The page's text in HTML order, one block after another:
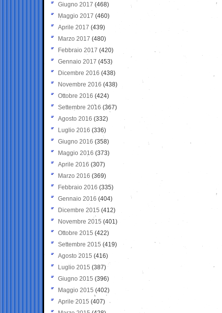
Giugno 2017 (468)
Maggio 2017 (460)
Aprile 2017 (439)
Marzo 2017 (480)
Febbraio 2017 (420)
Gennaio 2017 (453)
Dicembre 2016 (438)
Novembre 2016 (438)
Ottobre 2016 (424)
Settembre 2016 (367)
Agosto 2016 (332)
Luglio 2016 (336)
Giugno 2016 (358)
Maggio 2016 (373)
Aprile 2016 (307)
Marzo 2016 (369)
Febbraio 2016 (335)
Gennaio 2016 (404)
Dicembre 2015 (412)
Novembre 2015 (401)
Ottobre 2015 (422)
Settembre 2015 (419)
Agosto 2015 (416)
Luglio 2015 (387)
Giugno 2015 (396)
Maggio 2015 (402)
Aprile 2015 (407)